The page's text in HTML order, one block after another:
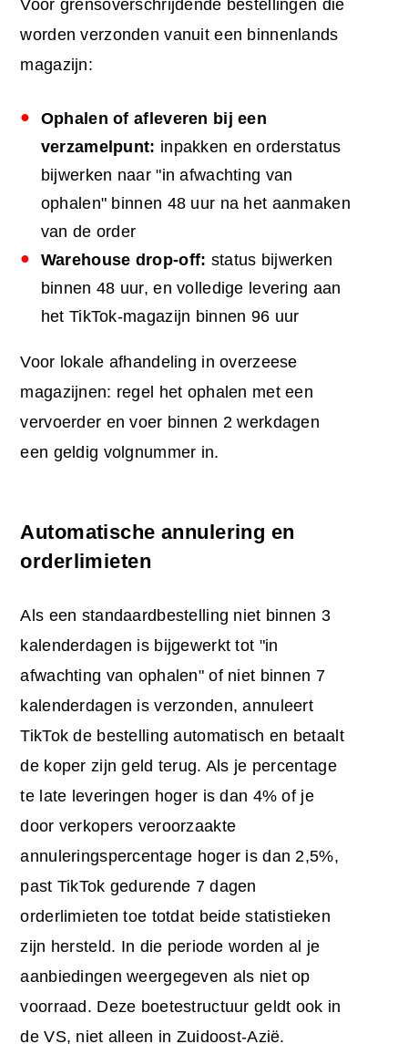
Voor grensoverschrijdende bestellingen die
worden verzonden vanuit een binnenlands
magazijn:
Ophalen of afleveren bij een
verzamelpunt: inpakken en orderstatus
bijwerken naar "in afwachting van
ophalen" binnen 48 uur na het aanmaken
van de order
Warehouse drop-off: status bijwerken
binnen 48 uur, en volledige levering aan
het TikTok-magazijn binnen 96 uur
Voor lokale afhandeling in overzeese
magazijnen: regel het ophalen met een
vervoerder en voer binnen 2 werkdagen
een geldig volgnummer in.
Automatische annulering en
orderlimieten
Als een standaardbestelling niet binnen 3
kalenderdagen is bijgewerkt tot "in
afwachting van ophalen" of niet binnen 7
kalenderdagen is verzonden, annuleert
TikTok de bestelling automatisch en betaalt
de koper zijn geld terug. Als je percentage
te late leveringen hoger is dan 4% of je
door verkopers veroorzaakte
annuleringspercentage hoger is dan 2,5%,
past TikTok gedurende 7 dagen
orderlimieten toe totdat beide statistieken
zijn hersteld. In die periode worden al je
aanbiedingen weergegeven als niet op
voorraad. Deze boetestructuur geldt ook in
de VS, niet alleen in Zuidoost-Azië.